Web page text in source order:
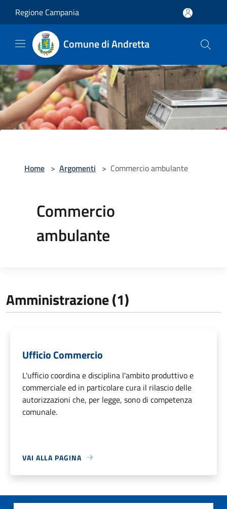
Regione Campania
Comune di Andretta
Home > Argomenti > Commercio ambulante
Commercio
ambulante
Amministrazione (1)
Ufficio Commercio
L'ufficio coordina e disciplina l'ambito produttivo e
commerciale ed in particolare cura il rilascio delle
autorizzazioni che, per legge, sono di competenza
comunale.
VAI ALLA PAGINA